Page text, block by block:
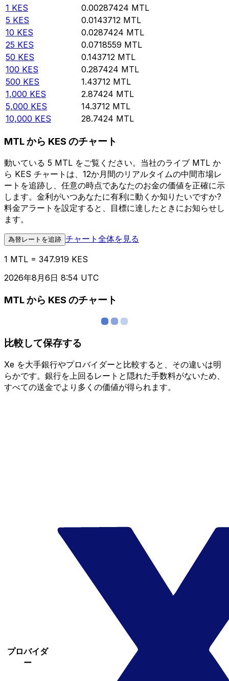
1 KES 0.00287424 MTL
5 KES 0.0143712 MTL
10 KES 0.0287424 MTL
25 KES 0.0718559 MTL
50 KES 0.143712 MTL
100 KES 0.287424 MTL
500 KES 1.43712 MTL
1,000 KES 2.87424 MTL
5,000 KES 14.3712 MTL
10,000 KES 28.7424 MTL
MTL から KES のチャート
動いている 5 MTL をご覧ください。当社のライブ MTL か
ら KES チャートは、12か月間のリアルタイムの中間市場レ
ートを追跡し、任意の時点であなたのお金の価値を正確に示
します。金利がいつあなたに有利に動くか知りたいですか?
料金アラートを設定すると、目標に達したときにお知らせし
ます。
為替レートを追跡 チャート全体を見る
1 MTL = 347.919 KES
2026年8月6日 8:54 UTC
MTL から KES のチャート
比較して保存する
Xe を大手銀行やプロバイダーと比較すると、その違いは明
らかです。銀行を上回るレートと隠れた手数料がないため、
すべての送金でより多くの価値が得られます。
プロバイダ
ー